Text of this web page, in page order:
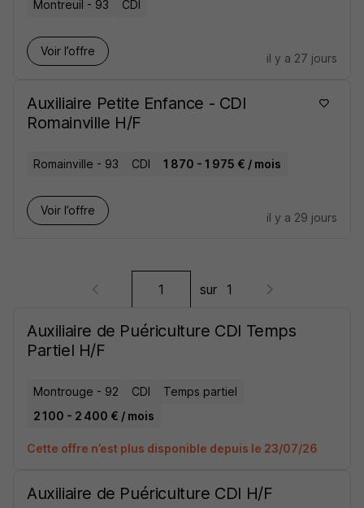
Montreuil - 93 CDI
Voir l’offre
il y a 27 jours
Auxiliaire Petite Enfance - CDI
Romainville H/F
Romainville - 93 CDI 1 870 - 1 975 € / mois
Voir l’offre
il y a 29 jours
sur 1
Auxiliaire de Puériculture CDI Temps
Partiel H/F
Montrouge - 92 CDI
Temps partiel
2 100 - 2 400 € / mois
Cette offre n’est plus disponible depuis le 23/07/26
Auxiliaire de Puériculture CDI H/F